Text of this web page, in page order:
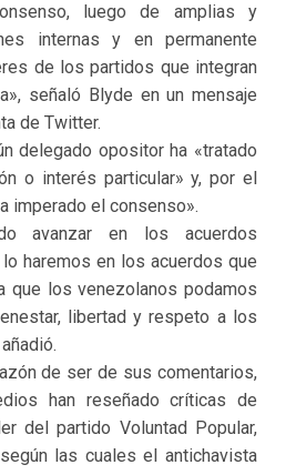
luego de amplias y
internas y en permanente
de los partidos que integran
señaló Blyde en un mensaje
de Twitter.
delegado opositor ha «tratado
o interés particular» y, por el
imperado el consenso».
avanzar en los acuerdos
haremos en los acuerdos que
que los venezolanos podamos
libertad y respeto a los
de ser de sus comentarios,
han reseñado críticas de
del partido Voluntad Popular,
las cuales el antichavista